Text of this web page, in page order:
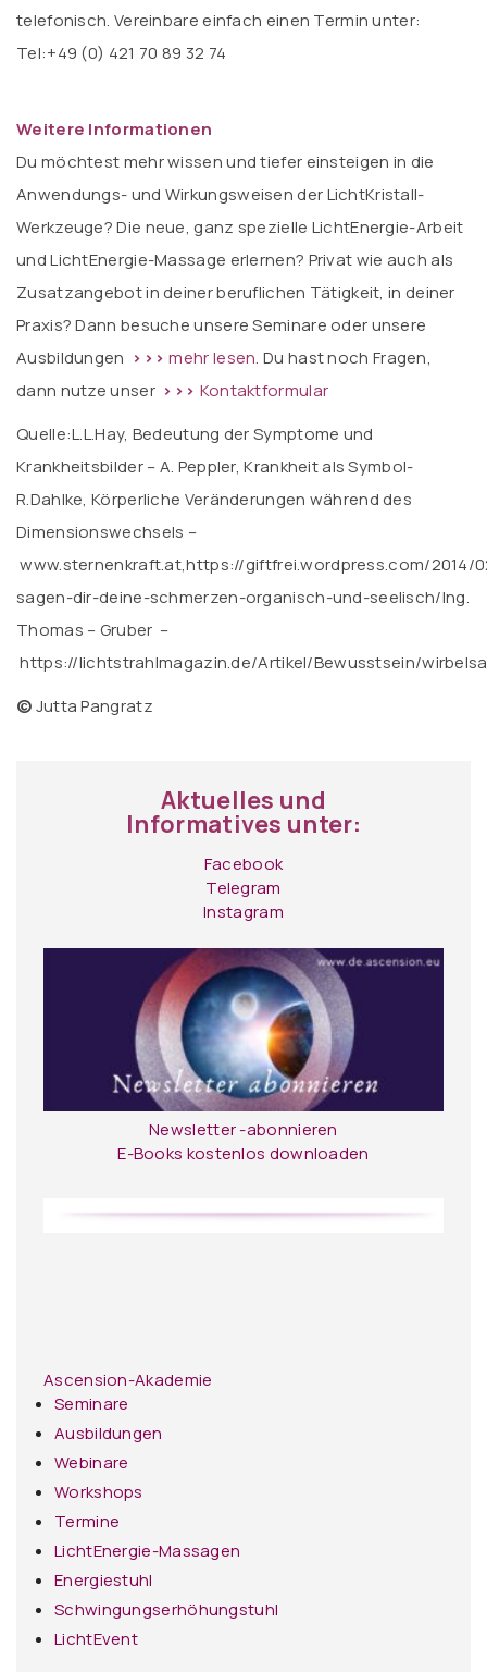
telefonisch. Vereinbare einfach einen Termin unter:
Tel:+49 (0) 421 70 89 32 74
Weitere Informationen
Du möchtest mehr wissen und tiefer einsteigen in die
Anwendungs- und Wirkungsweisen der LichtKristall-
Werkzeuge? Die neue, ganz spezielle LichtEnergie-Arbeit
und LichtEnergie-Massage erlernen? Privat wie auch als
Zusatzangebot in deiner beruflichen Tätigkeit, in deiner
Praxis? Dann besuche unsere Seminare oder unsere
Ausbildungen >>>mehr lesen. Du hast noch Fragen,
dann nutze unser >>> Kontaktformular
Quelle:L.L.Hay, Bedeutung der Symptome und
Krankheitsbilder – A. Peppler, Krankheit als Symbol-
R.Dahlke, Körperliche Veränderungen während des
Dimensionswechsels –
www.sternenkraft.at,https://giftfrei.wordpress.com/2014/
sagen-dir-deine-schmerzen-organisch-und-seelisch/Ing.
Thomas – Gruber –
https://lichtstrahlmagazin.de/Artikel/Bewusstsein/
©Jutta Pangratz
Aktuelles und
Informatives unter:
Facebook
Telegram
Instagram
Newsletter -abonnieren
E-Books kostenlos downloaden
Ascension-Akademie
Seminare
Ausbildungen
Webinare
Workshops
Termine
LichtEnergie-Massagen
Energiestuhl
Schwingungserhöhungstuhl
LichtEvent